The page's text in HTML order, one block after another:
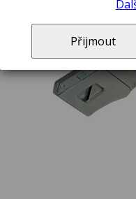
Přijmout